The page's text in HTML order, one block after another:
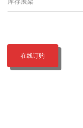
在线订购